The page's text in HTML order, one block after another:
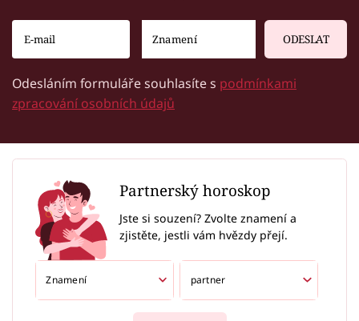
ODESLAT
Odesláním formuláře souhlasíte s podmínkami
zpracování osobních údajů
Partnerský horoskop
Jste si souzení? Zvolte znamení a
zjistěte, jestli vám hvězdy přejí.